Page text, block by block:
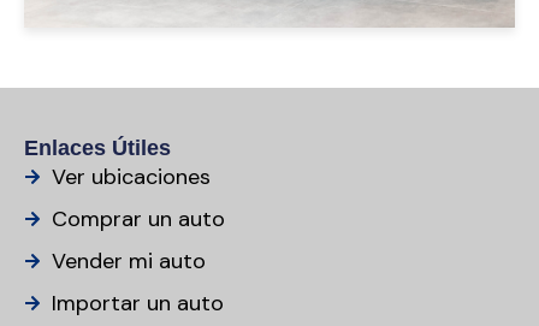
Enlaces Útiles
Ver ubicaciones
Comprar un auto
Vender mi auto
Importar un auto